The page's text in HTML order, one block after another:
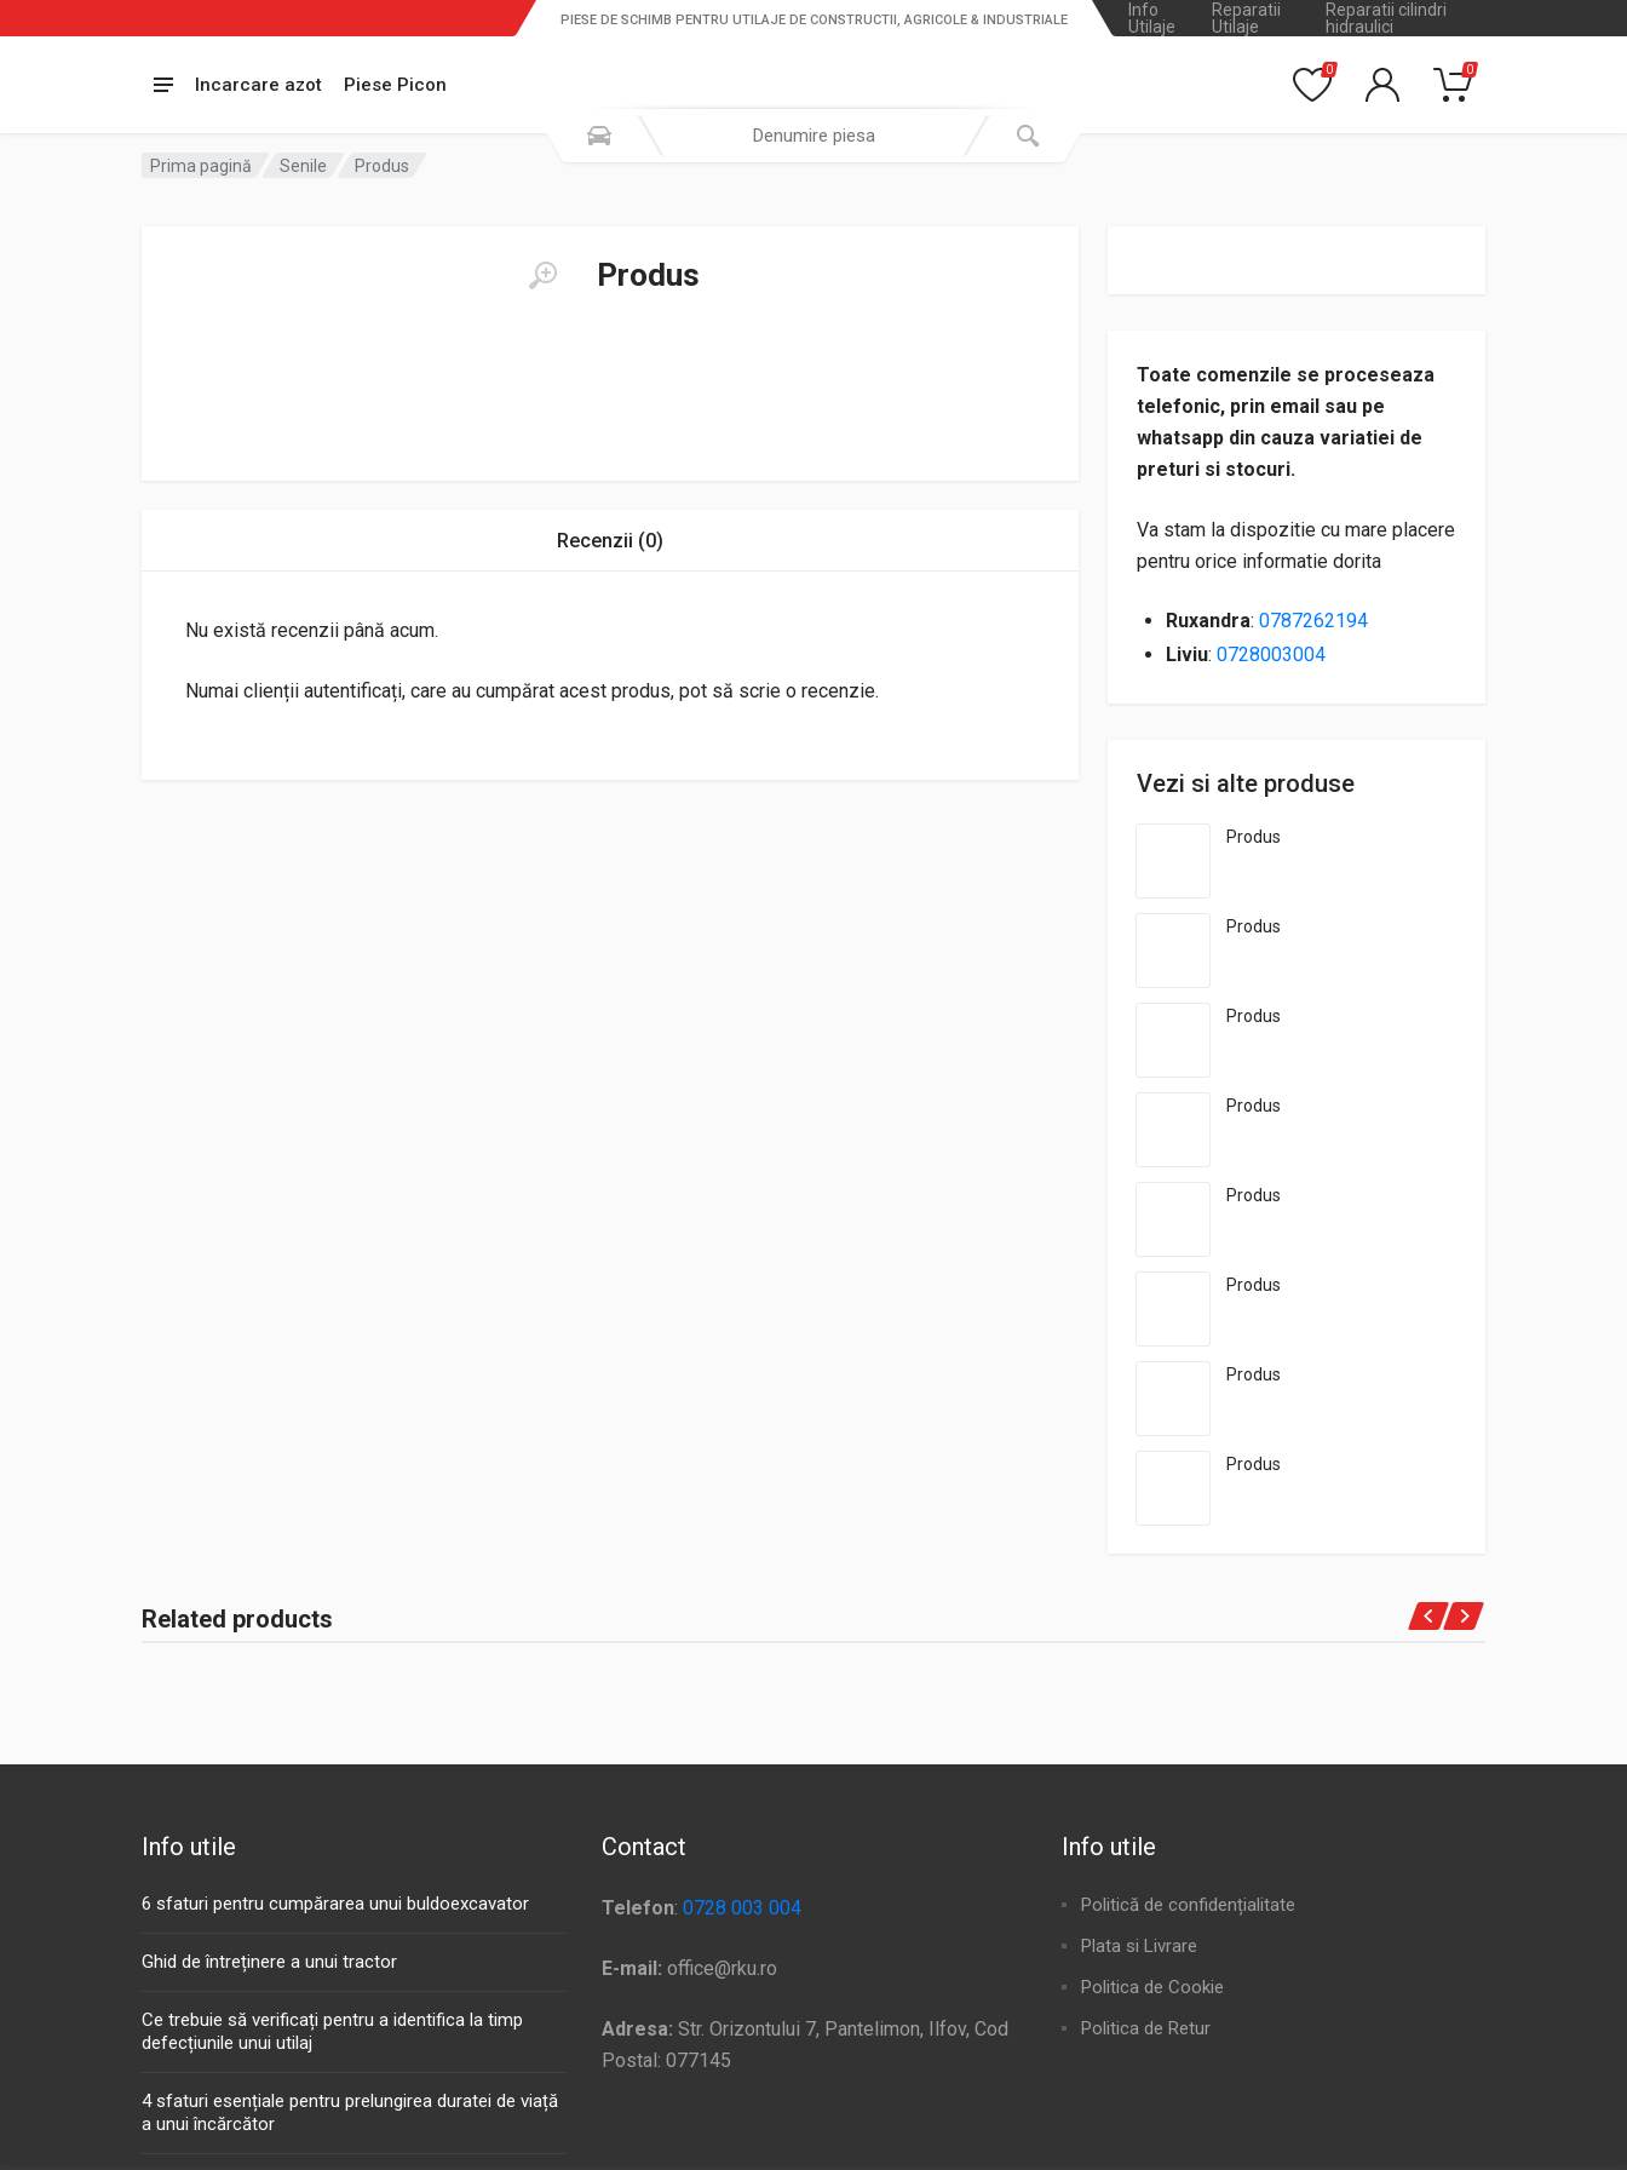
Info
Utilaje
Reparatii
Utilaje
Reparatii cilindri
hidraulici
Incarcare azot Piese Picon
PIESE DE SCHIMB PENTRU UTILAJE DE CONSTRUCTII, AGRICOLE & INDUSTRIALE
0 0
Prima pagină Senile Produs
Produs
Toate comenzile se proceseaza
telefonic, prin email sau pe
whatsapp din cauza variatiei de
preturi si stocuri.
Va stam la dispozitie cu mare placere
pentru orice informatie dorita
Ruxandra: 0787262194
Liviu: 0728003004
Vezi si alte produse
Produs
Produs
Produs
Produs
Produs
Produs
Produs
Produs
Recenzii (0)
Nu există recenzii până acum.
Numai clienții autentificați, care au cumpărat acest produs, pot să scrie o recenzie.
Related products
Info utile
6 sfaturi pentru cumpărarea unui buldoexcavator
Ghid de întreținere a unui tractor
Ce trebuie să verificați pentru a identifica la timp
defecțiunile unui utilaj
4 sfaturi esențiale pentru prelungirea duratei de viață
a unui încărcător
Contact
Telefon: 0728 003 004
E-mail: office@rku.ro
Adresa: Str. Orizontului 7, Pantelimon, Ilfov, Cod
Postal: 077145
Info utile
Politică de confidențialitate
Plata si Livrare
Politica de Cookie
Politica de Retur